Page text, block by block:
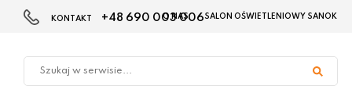
w
KONTAKT +48 690 003 006
O NAS SALON OŚWIETLENIOWY SANOK